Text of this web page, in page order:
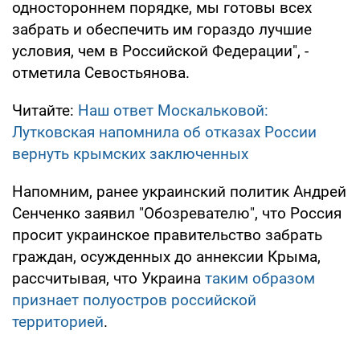
одностороннем порядке, мы готовы всех
забрать и обеспечить им гораздо лучшие
условия, чем в Российской Федерации", -
отметила Севостьянова.
Читайте: Наш ответ Москальковой:
Лутковская напомнила об отказах России
вернуть крымских заключенных
Напомним, ранее украинский политик Андрей
Сенченко заявил "Обозревателю", что Россия
просит украинское правительство забрать
граждан, осужденных до аннексии Крыма,
рассчитывая, что Украина таким образом
признает полуостров российской
территорией.